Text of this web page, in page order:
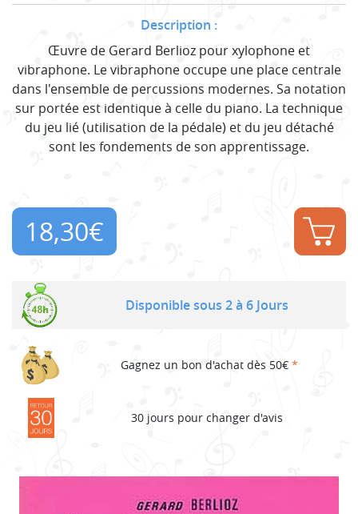
Description :
Œuvre de Gerard Berlioz pour xylophone et
vibraphone. Le vibraphone occupe une place centrale
dans l'ensemble de percussions modernes. Sa notation
sur portée est identique à celle du piano. La technique
du jeu lié (utilisation de la pédale) et du jeu détaché
sont les fondements de son apprentissage.
18,30€
Disponible sous 2 à 6 Jours
Gagnez un bon d'achat dès 50€ *
30 jours pour changer d'avis